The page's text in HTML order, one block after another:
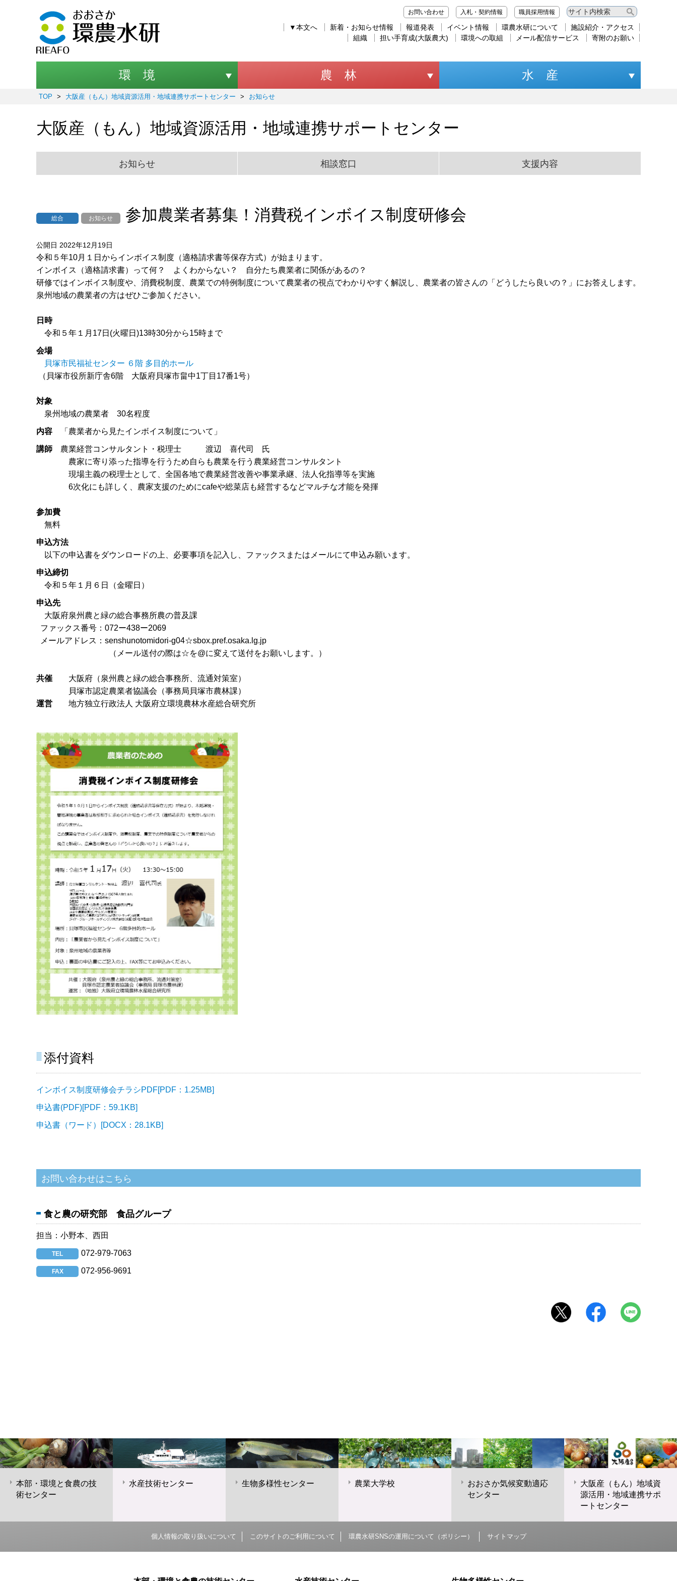
お問い合わせ 入札・契約情報 職員採用情報
▼本文へ 新着・お知らせ情報 報道発表 イベント情報 環農水研について
施設紹介・アクセス
組織
担い手育成(大阪農大) 環境への取組 メール配信サービス 寄附のお願い
環 境 農 林 水 産
TOP > 大阪産（もん）地域資源活用・地域連携サポートセンター > お知らせ
大阪産（もん）地域資源活用・地域連携サポートセンター
お知らせ 相談窓口 支援内容
総合 お知らせ 参加農業者募集！消費税インボイス制度研修会
公開日 2022年12月19日
令和５年10月１日からインボイス制度（適格請求書等保存方式）が始まります。
インボイス（適格請求書）って何？ よくわからない？ 自分たち農業者に関係があるの？
研修ではインボイス制度や、消費税制度、農業での特例制度について農業者の視点でわかりやすく解説し、農業者の皆さんの「どうしたら良いの？」にお答えします。
泉州地域の農業者の方はぜひご参加ください。
日時
令和５年１月17日(火曜日)13時30分から15時まで
会場
貝塚市民福祉センター ６階 多目的ホール
（貝塚市役所新庁舎6階 大阪府貝塚市畠中1丁目17番1号）
対象
泉州地域の農業者 30名程度
内容 「農業者から見たインボイス制度について」
講師 農業経営コンサルタント・税理士 渡辺 喜代司 氏
農家に寄り添った指導を行うため自らも農業を行う農業経営コンサルタント
現場主義の税理士として、全国各地で農業経営改善や事業承継、法人化指導等を実施
6次化にも詳しく、農家支援のためにcafeや総菜店も経営するなどマルチな才能を発揮
参加費
無料
申込方法
以下の申込書をダウンロードの上、必要事項を記入し、ファックスまたはメールにて申込み願います。
申込締切
令和５年１月６日（金曜日）
申込先
大阪府泉州農と緑の総合事務所農の普及課
ファックス番号：072ー438ー2069
メールアドレス：senshunotomidori-g04☆sbox.pref.osaka.lg.jp
（メール送付の際は☆を@に変えて送付をお願いします。）
共催
大阪府（泉州農と緑の総合事務所、流通対策室）
貝塚市認定農業者協議会（事務局貝塚市農林課）
運営 地方独立行政法人 大阪府立環境農林水産総合研究所
添付資料
インボイス制度研修会チラシPDF[PDF：1.25MB]
申込書(PDF)[PDF：59.1KB]
申込書（ワード）[DOCX：28.1KB]
食と農の研究部 食品グループ
担当：小野本、西田
TEL 072-979-7063
FAX 072-956-9691
本部・環境と食農の技
術センター
水産技術センター 生物多様性センター 農業大学校
おおさか気候変動適応
センター
大阪産（もん）地域資
源活用・地域連携サポ
ートセンター
個人情報の取り扱いについて このサイトのご利用について 環農水研SNSの運用について（ポリシー） サイトマップ